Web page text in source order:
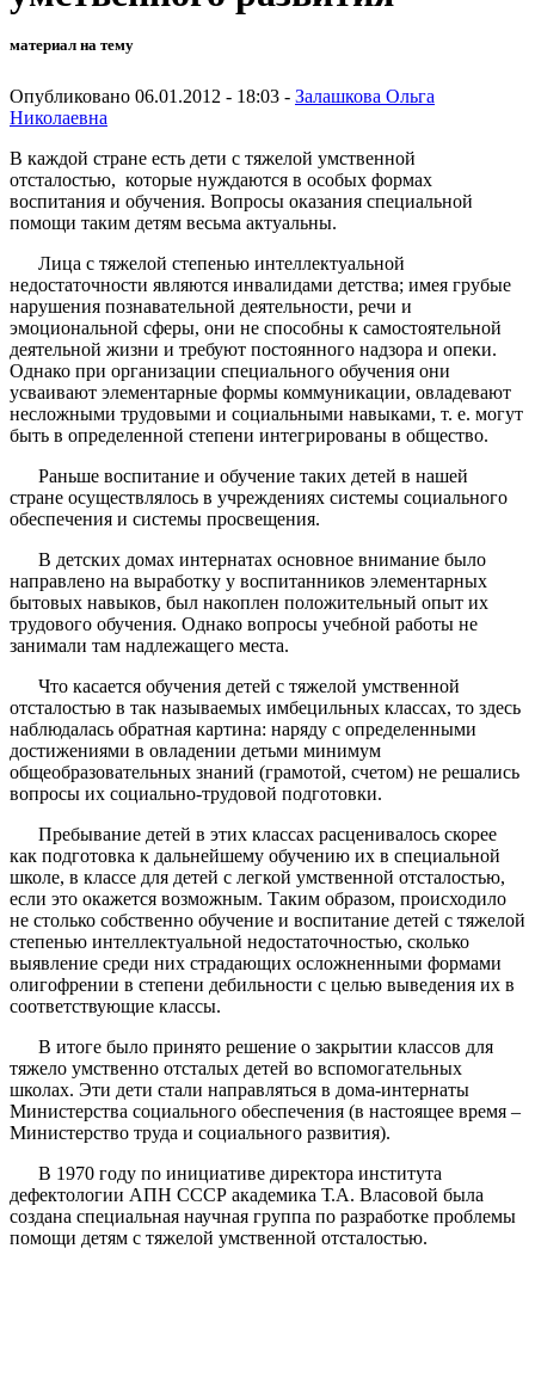
материал на тему
Опубликовано 06.01.2012 - 18:03 - Залашкова Ольга
Николаевна
В каждой стране есть дети с тяжелой умственной
отсталостью, которые нуждаются в особых формах
воспитания и обучения. Вопросы оказания специальной
помощи таким детям весьма актуальны.
Лица с тяжелой степенью интеллектуальной
недостаточности являются инвалидами детства; имея грубые
нарушения познавательной деятельности, речи и
эмоциональной сферы, они не способны к самостоятельной
деятельной жизни и требуют постоянного надзора и опеки.
Однако при организации специального обучения они
усваивают элементарные формы коммуникации, овладевают
несложными трудовыми и социальными навыками, т. е. могут
быть в определенной степени интегрированы в общество.
Раньше воспитание и обучение таких детей в нашей
стране осуществлялось в учреждениях системы социального
обеспечения и системы просвещения.
В детских домах интернатах основное внимание было
направлено на выработку у воспитанников элементарных
бытовых навыков, был накоплен положительный опыт их
трудового обучения. Однако вопросы учебной работы не
занимали там надлежащего места.
Что касается обучения детей с тяжелой умственной
отсталостью в так называемых имбецильных классах, то здесь
наблюдалась обратная картина: наряду с определенными
достижениями в овладении детьми минимум
общеобразовательных знаний (грамотой, счетом) не решались
вопросы их социально-трудовой подготовки.
Пребывание детей в этих классах расценивалось скорее
как подготовка к дальнейшему обучению их в специальной
школе, в классе для детей с легкой умственной отсталостью,
если это окажется возможным. Таким образом, происходило
не столько собственно обучение и воспитание детей с тяжелой
степенью интеллектуальной недостаточностью, сколько
выявление среди них страдающих осложненными формами
олигофрении в степени дебильности с целью выведения их в
соответствующие классы.
В итоге было принято решение о закрытии классов для
тяжело умственно отсталых детей во вспомогательных
школах. Эти дети стали направляться в дома-интернаты
Министерства социального обеспечения (в настоящее время –
Министерство труда и социального развития).
В 1970 году по инициативе директора института
дефектологии АПН СССР академика Т.А. Власовой была
создана специальная научная группа по разработке проблемы
помощи детям с тяжелой умственной отсталостью.